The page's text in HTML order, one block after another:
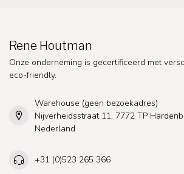
Rene Houtman
Onze onderneming is gecertificeerd met
eco-friendly.
Warehouse (geen bezoekadres)
Nijverheidsstraat 11, 7772 TP
Nederland
+31 (0)523 265 366